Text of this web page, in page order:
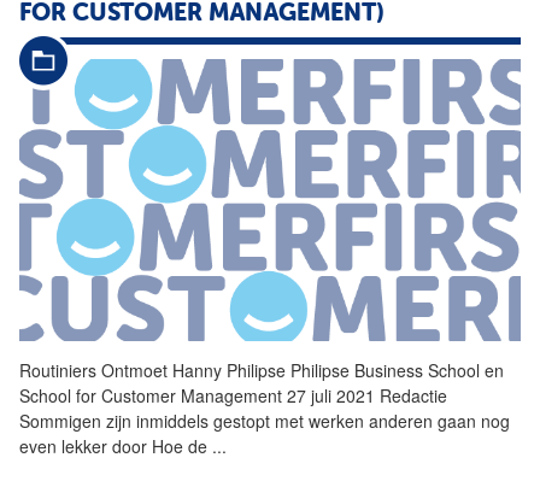
FOR CUSTOMER MANAGEMENT)
Routiniers Ontmoet Hanny Philipse Philipse Business School en
School for Customer Management 27 juli 2021 Redactie
Sommigen zijn inmiddels gestopt met werken anderen gaan nog
even lekker door Hoe de ...